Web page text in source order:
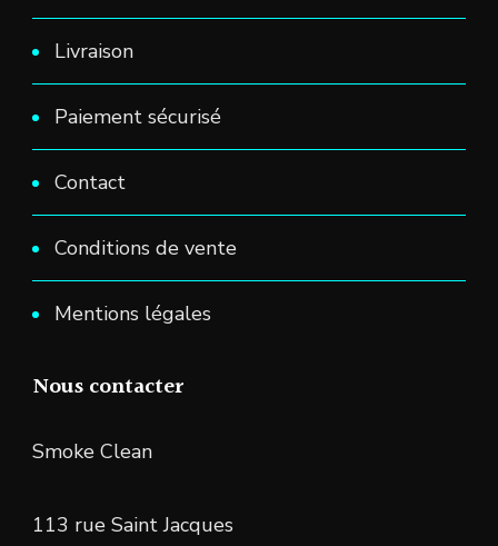
Livraison
Paiement sécurisé
Contact
Conditions de vente
Mentions légales
Nous contacter
Smoke Clean
113 rue Saint Jacques